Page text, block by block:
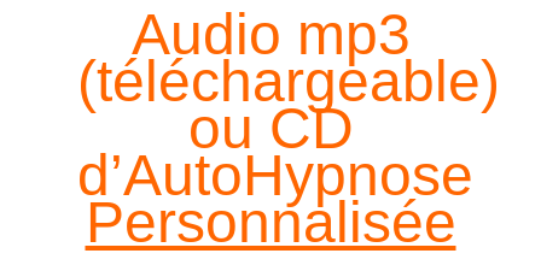
Audio mp3
(téléchargeable)
ou CD
d’AutoHypnose
Personnalisée